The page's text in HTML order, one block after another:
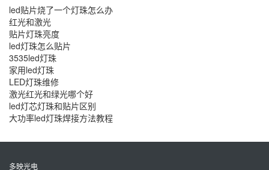
led贴片烧了一个灯珠怎么办
红光和激光
贴片灯珠亮度
led灯珠怎么贴片
3535led灯珠
家用led灯珠
LED灯珠维修
激光红光和绿光哪个好
led灯芯灯珠和贴片区别
大功率led灯珠焊接方法教程
多映光电